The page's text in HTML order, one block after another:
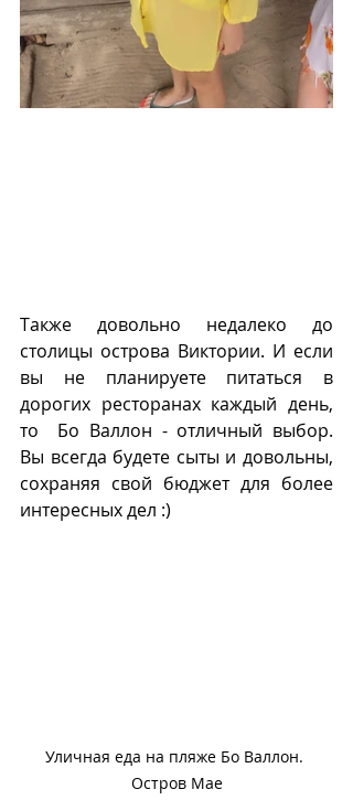
Также довольно недалеко до
столицы острова Виктории. И если
вы не планируете питаться в
дорогих ресторанах каждый день,
то  Бо Валлон - отличный выбор.
Вы всегда будете сыты и довольны,
сохраняя свой бюджет для более
интересных дел :)
Уличная еда на пляже Бо Валлон.
Остров Мае